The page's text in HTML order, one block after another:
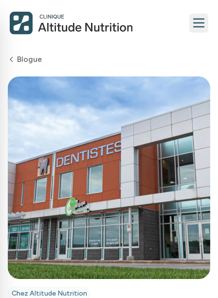
Blogue
Chez Altitude Nutrition